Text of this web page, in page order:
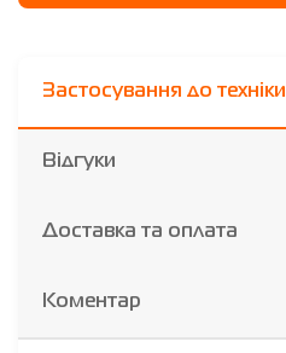
Застосування до техніки
Відгуки
Доставка та оплата
Коментар